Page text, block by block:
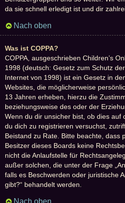
da sie schnell erledigt ist und dir
Nach oben
Was ist COPPA?
COPPA, ausgeschrieben Children’s
1998 (deutsch: Gesetz zum Schutz
Internet von 1998) ist ein Gesetz in
Websites, die möglicherweise
13 Jahren erheben, hierzu die
beziehungsweise des oder der
Wenn du dir unsicher bist, ob dies auf
du dich zu registrieren versuchst,
Beistand zu Rate. Bitte beachte, dass
Besitzer dieses Boards keine
nicht die Anlaufstelle für
außer solchen, die unter der Frage
falls es Beschwerden oder juristische
gibt?“ behandelt werden.
Nach oben